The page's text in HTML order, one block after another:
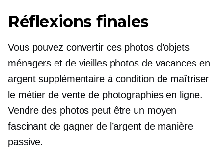
Réflexions finales
Vous pouvez convertir ces photos d’objets
ménagers et de vieilles photos de vacances en
argent supplémentaire à condition de maîtriser
le métier de vente de photographies en ligne.
Vendre des photos peut être un moyen
fascinant de gagner de l’argent de manière
passive.